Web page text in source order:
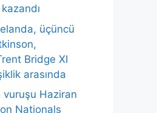
üçüncü
Bridge XI
arasında
vuruşu Haziran
Nationals